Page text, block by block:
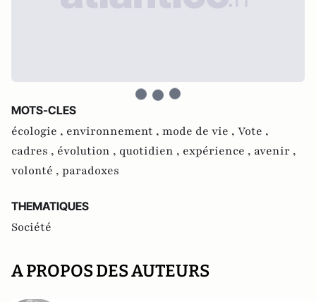
MOTS-CLES
écologie , environnement , mode de vie , Vote ,
cadres , évolution , quotidien , expérience , avenir ,
volonté , paradoxes
THEMATIQUES
Société
A PROPOS DES AUTEURS